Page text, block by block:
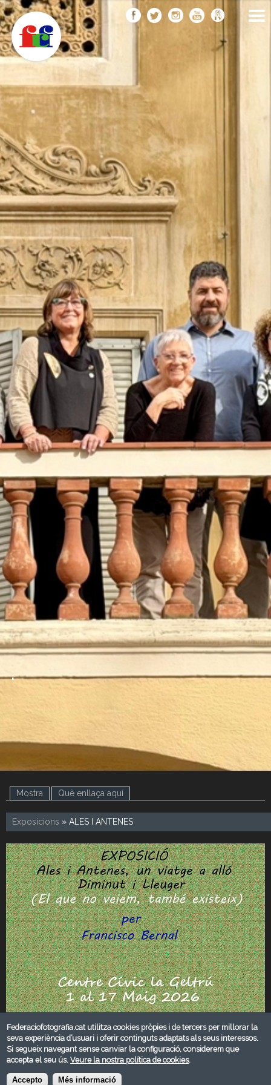
Vés
al
contingut
FEDERACIÓ CATALANA
DE FOTOGRAFIA
F
C
F
.
.
Mostra (pestanya activa)
Què enllaça aquí
Exposicions » ALES I ANTENES
Federaciofotografia.cat utilitza cookies pròpies i de tercers per millorar la
seva experiència d’usuari i oferir continguts adaptats als seus interessos.
Si segueix navegant sense canviar la configuració, considerem que
accepta el seu ús.Veure la nostra política de cookies.
Accepto Més informació